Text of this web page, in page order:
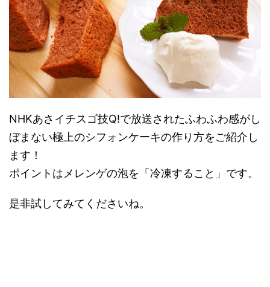
NHKあさイチスゴ技Q!で放送されたふわふわ感がし
ぼまない極上のシフォンケーキの作り方をご紹介し
ます！
ポイントはメレンゲの泡を「冷凍すること」です。
是非試してみてくださいね。